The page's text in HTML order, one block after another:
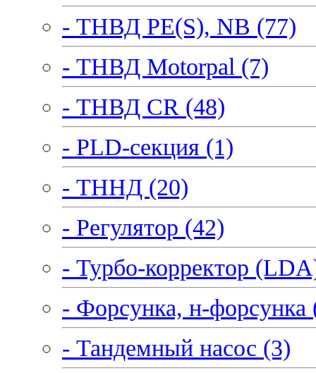
- ТНВД PE(S), NB (77)
- ТНВД Motorpal (7)
- ТНВД CR (48)
- PLD-секция (1)
- ТННД (20)
- Регулятор (42)
- Турбо-корректор
- Форсунка, н-форсунка
- Тандемный насос (3)